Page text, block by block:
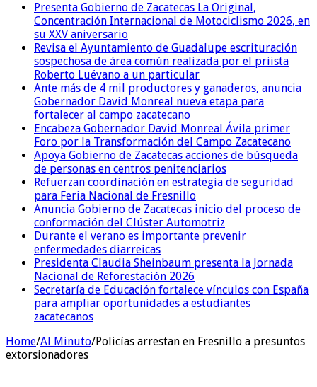
Presenta Gobierno de Zacatecas La Original,
Concentración Internacional de Motociclismo 2026, en
su XXV aniversario
Revisa el Ayuntamiento de Guadalupe escrituración
sospechosa de área común realizada por el priista
Roberto Luévano a un particular
Ante más de 4 mil productores y ganaderos, anuncia
Gobernador David Monreal nueva etapa para
fortalecer al campo zacatecano
Encabeza Gobernador David Monreal Ávila primer
Foro por la Transformación del Campo Zacatecano
Apoya Gobierno de Zacatecas acciones de búsqueda
de personas en centros penitenciarios
Refuerzan coordinación en estrategia de seguridad
para Feria Nacional de Fresnillo
Anuncia Gobierno de Zacatecas inicio del proceso de
conformación del Clúster Automotriz
Durante el verano es importante prevenir
enfermedades diarreicas
Presidenta Claudia Sheinbaum presenta la Jornada
Nacional de Reforestación 2026
Secretaría de Educación fortalece vínculos con España
para ampliar oportunidades a estudiantes
zacatecanos
Home/Al Minuto/Policías arrestan en Fresnillo a presuntos
extorsionadores